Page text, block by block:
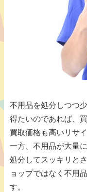
不用品を処分しつつ
得たいのであれば、
買取価格も高いリサ
一方、不用品が大量
処分してスッキリと
ョップではなく不用
す。